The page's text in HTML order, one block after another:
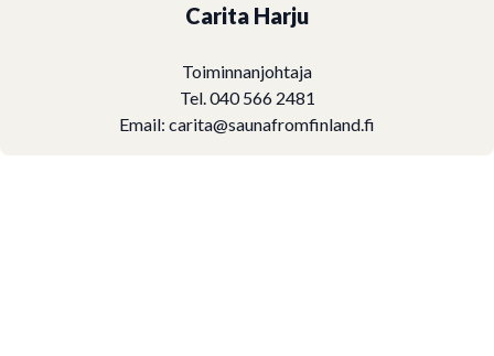
Carita Harju
Toiminnanjohtaja
Tel. 040 566 2481
Email: carita@saunafromfinland.fi